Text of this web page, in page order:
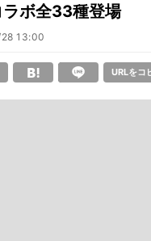
ボ全33種登場
13:00
URLをコ